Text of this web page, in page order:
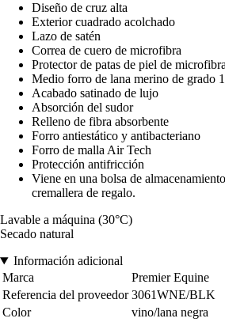
Diseño de cruz alta
Exterior cuadrado acolchado
Lazo de satén
Correa de cuero de microfibra
Protector de patas de piel de microfibra
Medio forro de lana merino de grado 1
Acabado satinado de lujo
Absorción del sudor
Relleno de fibra absorbente
Forro antiestático y antibacteriano
Forro de malla Air Tech
Protección antifricción
Viene en una bolsa de
cremallera de regalo.
Lavable a máquina (30°C)
Secado natural
Información adicional
Marca
Premier Equine
Referencia del proveedor 3061WNE/BLK
Color
vino/lana negra